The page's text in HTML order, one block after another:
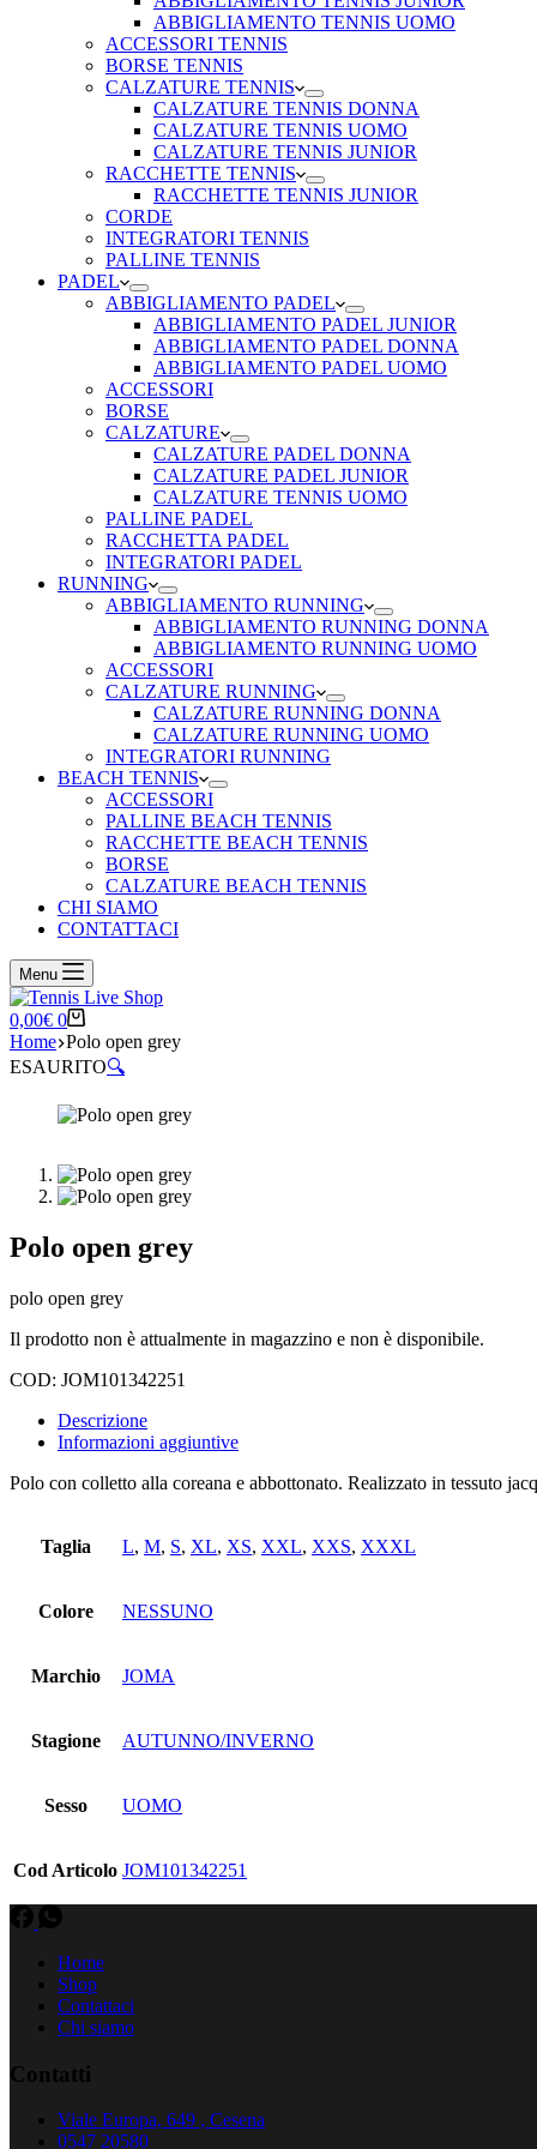
ABBIGLIAMENTO TENNIS UOMO
ACCESSORI TENNIS
BORSE TENNIS
CALZATURE TENNIS
CALZATURE TENNIS DONNA
CALZATURE TENNIS UOMO
CALZATURE TENNIS JUNIOR
RACCHETTE TENNIS
RACCHETTE TENNIS JUNIOR
CORDE
INTEGRATORI TENNIS
PALLINE TENNIS
PADEL
ABBIGLIAMENTO PADEL
ABBIGLIAMENTO PADEL JUNIOR
ABBIGLIAMENTO PADEL DONNA
ABBIGLIAMENTO PADEL UOMO
ACCESSORI
BORSE
CALZATURE
CALZATURE PADEL DONNA
CALZATURE PADEL JUNIOR
CALZATURE TENNIS UOMO
PALLINE PADEL
RACCHETTA PADEL
INTEGRATORI PADEL
RUNNING
ABBIGLIAMENTO RUNNING
ABBIGLIAMENTO RUNNING DONNA
ABBIGLIAMENTO RUNNING UOMO
ACCESSORI
CALZATURE RUNNING
CALZATURE RUNNING DONNA
CALZATURE RUNNING UOMO
INTEGRATORI RUNNING
BEACH TENNIS
ACCESSORI
PALLINE BEACH TENNIS
RACCHETTE BEACH TENNIS
BORSE
CALZATURE BEACH TENNIS
CHI SIAMO
CONTATTACI
Menu
Carrello
0,00€ 0
Home Polo open grey
ESAURITO🔍
Polo open grey
polo open grey
Il prodotto non è attualmente in magazzino e non è disponibile.
COD: JOM101342251
Descrizione
Informazioni aggiuntive
Polo con colletto alla coreana e abbottonato. Realizzato in tessuto
Taglia L, M, S, XL, XS, XXL, XXS, XXXL
Colore NESSUNO
Marchio JOMA
Stagione AUTUNNO/INVERNO
Sesso UOMO
Cod Articolo JOM101342251
Home
Shop
Contattaci
Chi siamo
Contatti
Viale Europa, 649 , Cesena
0547 20580